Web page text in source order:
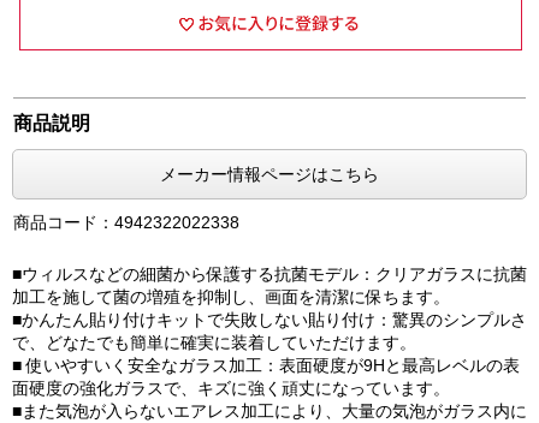
商品説明
メーカー情報ページはこちら
商品コード：4942322022338
■ウィルスなどの細菌から保護する抗菌モデル：クリアガラスに抗菌
加工を施して菌の増殖を抑制し、画面を清潔に保ちます。
■かんたん貼り付けキットで失敗しない貼り付け：驚異のシンプルさ
で、どなたでも簡単に確実に装着していただけます。
■ 使いやすいく安全なガラス加工：表面硬度が9Hと最高レベルの表
面硬度の強化ガラスで、キズに強く頑丈になっています。
■また気泡が入らないエアレス加工により、大量の気泡がガラス内に